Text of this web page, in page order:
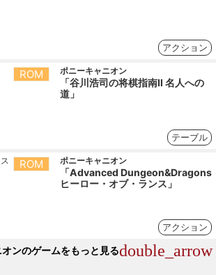
アクション
ROM ポニーキャニオン
「谷川浩司の将棋指南Ⅱ 名人への
道」
テーブル
ROM ポニーキャニオン
「Advanced Dungeon&Dragons
ヒーロー・オブ・ランス」
アクション
ンのゲームをもっと見るdouble_arrow